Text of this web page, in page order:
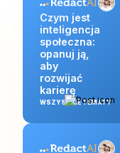
Czym jest
inteligencja
społeczna:
opanuj ją,
aby
rozwijać
karierę
WSZYSTKIE TEMATY